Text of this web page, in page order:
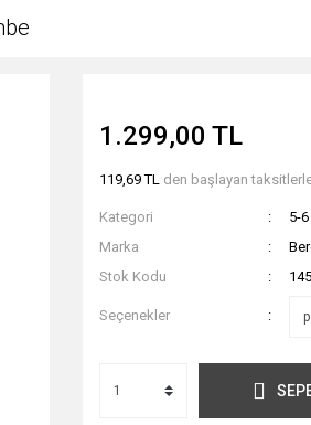
1.299,00 TL
119,69 TL den başlayan
Kategori 5-
Marka
Stok Kodu
Seçenekler